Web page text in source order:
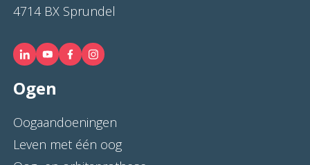
4714 BX Sprundel
Ogen
Oogaandoeningen
Leven met één oog